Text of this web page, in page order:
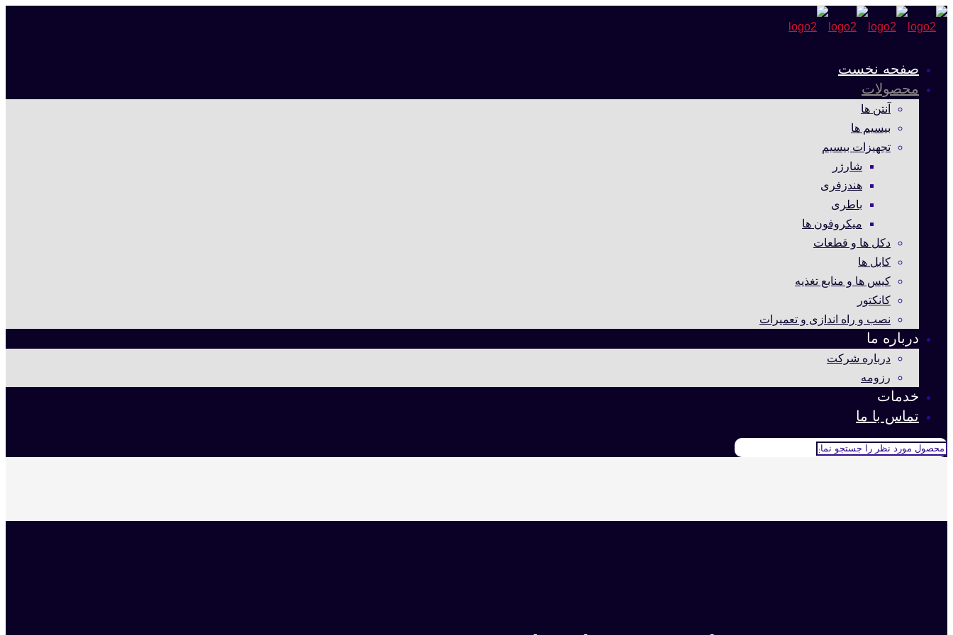
صفحه نخست
محصولات
آنتن ها
بیسیم ها
تجهیزات بیسیم
شارژر
هندزفری
باطری
میکروفون ها
دکل ها و قطعات
کابل ها
کیس ها و منابع تغذیه
کانکتور
نصب و راه اندازی و تعمیرات
درباره ما
درباره شرکت
رزومه
خدمات
تماس با ما